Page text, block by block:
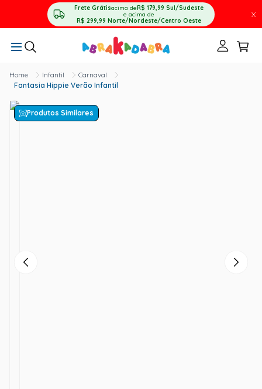
Frete Grátisacima deR$ 179,99 Sul/Sudeste
e acima de
R$ 299,99 Norte/Nordeste/Centro Oeste
X
Infantil
Carnaval
Fantasia Hippie Verão Infantil
Produtos Similares